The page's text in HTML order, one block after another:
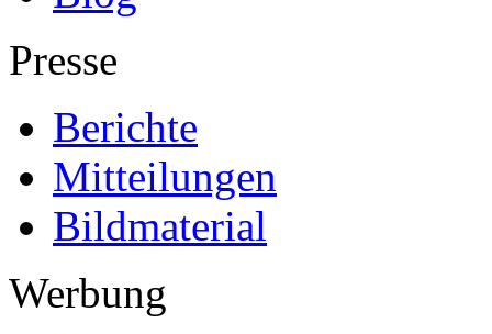
Presse
Berichte
Mitteilungen
Bildmaterial
Werbung